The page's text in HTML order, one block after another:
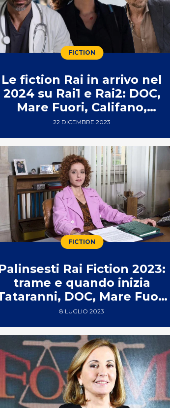
FICTION
Le fiction Rai in arrivo nel
2024 su Rai1 e Rai2: DOC,
Mare Fuori, Califano,
Mameli e non solo
22 DICEMBRE 2023
FICTION
Rai Fiction 2023:
trame e quando inizia
DOC, Mare Fuori
e Un Professore & co
8 LUGLIO 2023